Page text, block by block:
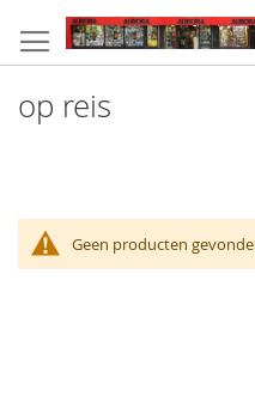
naar
de
op reis
Geen producten